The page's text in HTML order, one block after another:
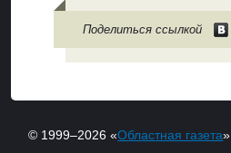
Поделиться ссылкой
© 1999–2026 «Областная газета»